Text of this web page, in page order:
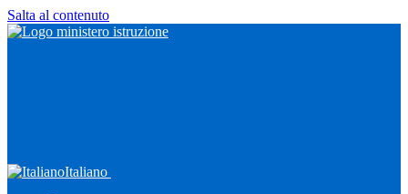
Salta al contenuto
Italiano